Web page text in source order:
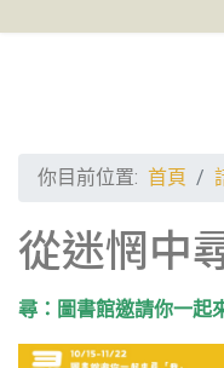
你目前位置: 首頁
從迷惘中
尋：圖書館邀請你一起